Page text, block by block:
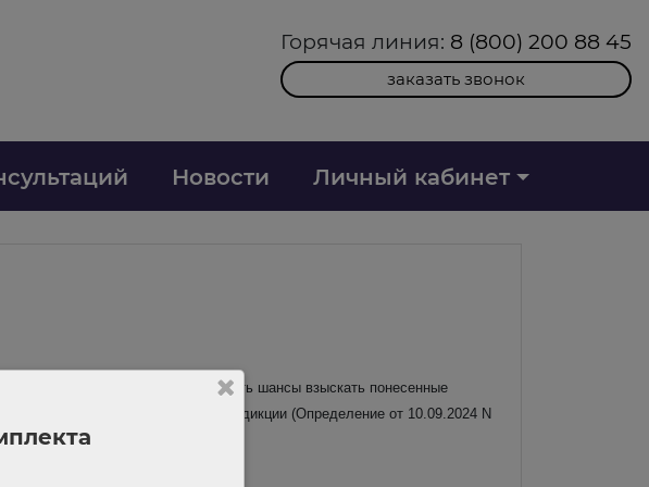
Горячая линия: 8 (800) 200 88 45
заказать звонок
Новости Личный кабинет
сдавался не по форме), у него есть шансы взыскать понесенные
кассационный суд общей юрисдикции (Определение от 10.09.2024 N